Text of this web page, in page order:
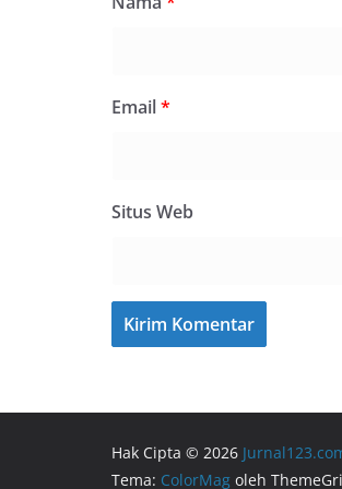
Email*
Situs Web
Hak Cipta © 2026
Tema: ColorMag oleh